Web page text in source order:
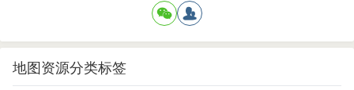
地图资源分类标签